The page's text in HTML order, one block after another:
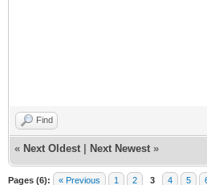
Find
« Next Oldest Next Newest »
Pages (6): « Previous 1 2 3 4 5